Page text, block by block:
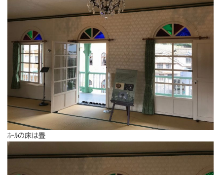
ﾎｰﾙの床は畳